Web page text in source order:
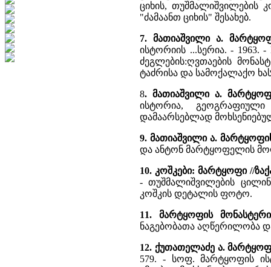
ციხის, თუშმალიშვილების
"ძამაანთ ციხის" შესახებ.
7. მათიაშვილი ა.
ისტორიის ...სერია. - 1963.
ძეგლების:ღვთაების
ტაძრისა და სამოქალაქო
8. მათიაშვილი ა.
ისტორია,
დამაარსებლად
9. მათიაშვილი ა.
და ანტონ მარტყოფელის
10. კოშკები: მარტყოფი //
- თუშმალიშვილების
კოშკის დეტალის ფოტო.
11. მარტყოფის მონასტერი
ნაგებობათა აღწერილობა
12. ქუთათელაძე ა.
579. - სოფ. მარტყოფის